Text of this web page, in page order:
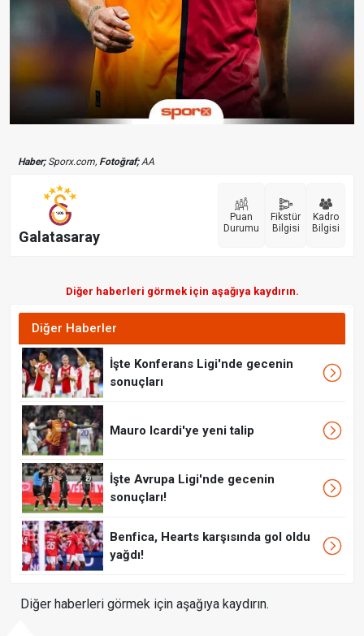
Haber;Sporx.com, Fotoğraf;AA
Galatasaray
Puan
Durumu
Fikstür
Bilgisi
Kadro
Bilgisi
Diğer haberleri görmek için aşağıya kaydırın.
Diğer Haberler
İşte Konferans Ligi'nde gecenin
sonuçları
Mauro Icardi'ye yeni talip
İşte Avrupa Ligi'nde gecenin
sonuçları!
Benfica, Hearts karşısında gol oldu
yağdı!
Diğer haberleri görmek için aşağıya kaydırın.